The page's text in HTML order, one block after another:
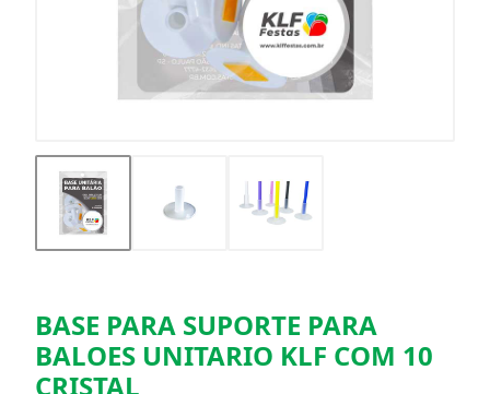
BASE PARA SUPORTE PARA
BALOES UNITARIO KLF COM 10
CRISTAL